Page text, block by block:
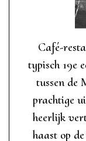
Café-
typisch 19e
tussen de
prachtige
heerlijk
haast op